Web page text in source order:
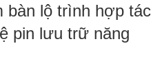
bàn lộ trình hợp tác
pin lưu trữ năng